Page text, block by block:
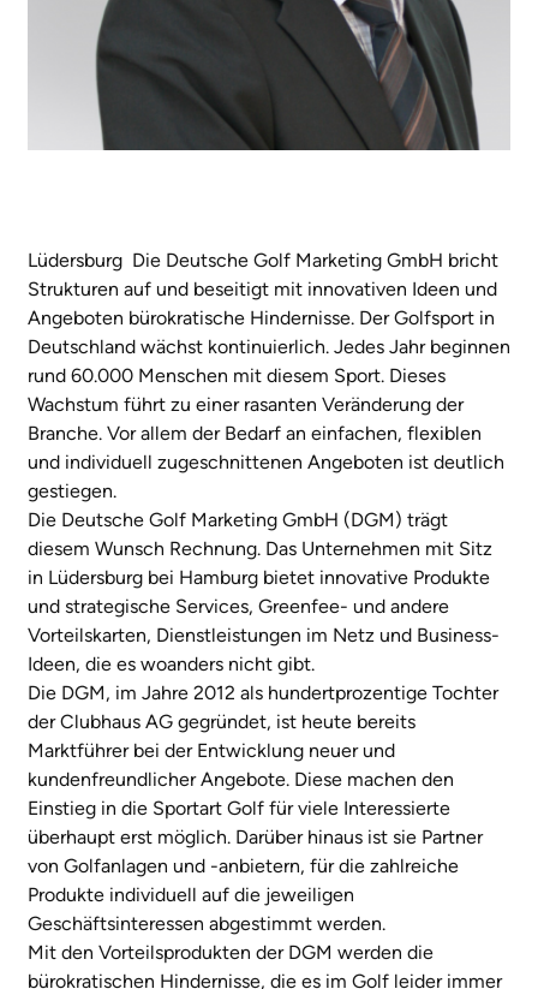
Lüdersburg Die Deutsche Golf Marketing GmbH bricht
Strukturen auf und beseitigt mit innovativen Ideen und
Angeboten bürokratische Hindernisse. Der Golfsport in
Deutschland wächst kontinuierlich. Jedes Jahr beginnen
rund 60.000 Menschen mit diesem Sport. Dieses
Wachstum führt zu einer rasanten Veränderung der
Branche. Vor allem der Bedarf an einfachen, flexiblen
und individuell zugeschnittenen Angeboten ist deutlich
gestiegen.
Die Deutsche Golf Marketing GmbH (DGM) trägt
diesem Wunsch Rechnung. Das Unternehmen mit Sitz
in Lüdersburg bei Hamburg bietet innovative Produkte
und strategische Services, Greenfee- und andere
Vorteilskarten, Dienstleistungen im Netz und Business-
Ideen, die es woanders nicht gibt.
Die DGM, im Jahre 2012 als hundertprozentige Tochter
der Clubhaus AG gegründet, ist heute bereits
Marktführer bei der Entwicklung neuer und
kundenfreundlicher Angebote. Diese machen den
Einstieg in die Sportart Golf für viele Interessierte
überhaupt erst möglich. Darüber hinaus ist sie Partner
von Golfanlagen und -anbietern, für die zahlreiche
Produkte individuell auf die jeweiligen
Geschäftsinteressen abgestimmt werden.
Mit den Vorteilsprodukten der DGM werden die
bürokratischen Hindernisse, die es im Golf leider immer